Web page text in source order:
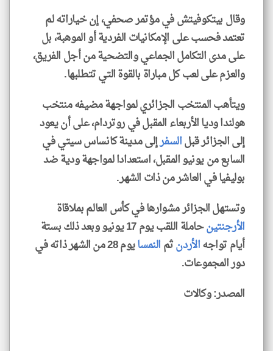
وقال بيتكوفيتش في مؤتمر صحفي، إن خياراته لم
تعتمد فحسب على الإمكانيات الفردية أو الموهبة، بل
على مدى التكامل الجماعي والتضحية من أجل الفريق،
والعزم على لعب كل مباراة بالقوة التي تتطلبها.
ويتأهب المنتخب الجزائري لمواجهة مضيفه منتخب
هولندا وديا الأربعاء المقبل في روتردام، على أن يعود
إلى الجزائر قبلالسفرإلى مدينة كانساس سيتي في
السابع من يونيو المقبل، استعدادا لمواجهة ودية ضد
بوليفيا في العاشر من ذات الشهر.
وتستهل الجزائر مشوارها في كأس العالم بملاقاة
الأرجنتين
حاملة اللقب يوم 17 يونيو وبعد ذلك بستة
أيام تواجهالأردنثمالنمسا
يوم 28 من الشهر ذاته في
دور المجموعات.
المصدر: وكالات